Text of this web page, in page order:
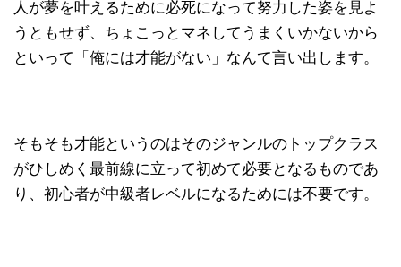
人が夢を叶えるために必死になって努力した姿を見よ
うともせず、ちょこっとマネしてうまくいかないから
といって「俺には才能がない」なんて言い出します。
そもそも才能というのはそのジャンルのトップクラス
がひしめく最前線に立って初めて必要となるものであ
り、初心者が中級者レベルになるためには不要です。